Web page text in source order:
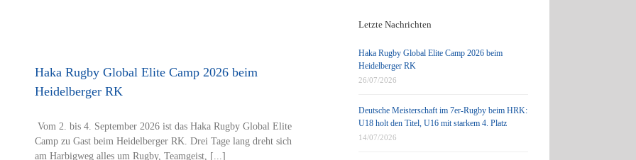
Haka Rugby Global Elite Camp 2026 beim
Heidelberger RK
Vom 2. bis 4. September 2026 ist das Haka Rugby Global Elite
Camp zu Gast beim Heidelberger RK. Drei Tage lang dreht sich
am Harbigweg alles um Rugby, Teamgeist, [...]
Letzte Nachrichten
Haka Rugby Global Elite Camp 2026 beim
Heidelberger RK
26/07/2026
Deutsche Meisterschaft im 7er-Rugby beim HRK:
U18 holt den Titel, U16 mit starkem 4. Platz
14/07/2026